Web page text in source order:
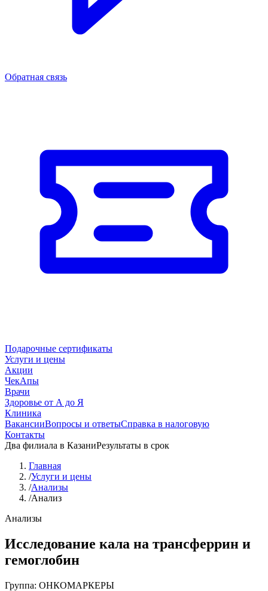
Обратная связь
Подарочные сертификаты
Услуги и цены
Акции
ЧекАпы
Врачи
Здоровье от А до Я
Клиника
ВакансииВопросы и ответыСправка в налоговую
Контакты
Два филиала в КазаниРезультаты в срок
Главная
/Услуги и цены
/Анализы
/Анализ
Анализы
Исследование кала на трансферрин и
гемоглобин
Группа: ОНКОМАРКЕРЫ